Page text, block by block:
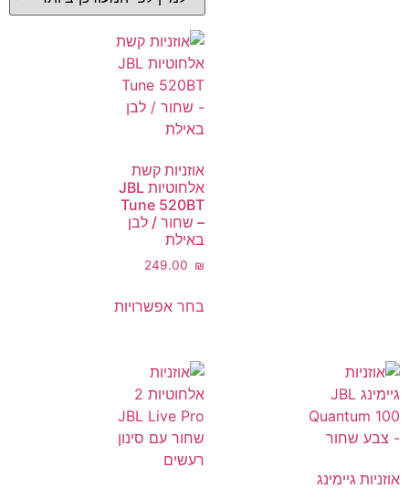
אוזניות קשת
אלחוטיות JBL
Tune 520BT
– שחור / לבן
באילת
‎249.00 ₪
בחר אפשרויות
אוזניות גיימינג